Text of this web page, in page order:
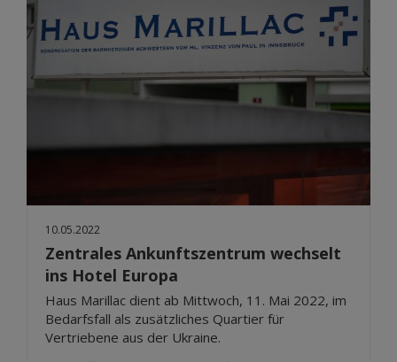
10.05.2022
Zentrales Ankunftszentrum wechselt
ins Hotel Europa
Haus Marillac dient ab Mittwoch, 11. Mai 2022, im
Bedarfsfall als zusätzliches Quartier für
Vertriebene aus der Ukraine.